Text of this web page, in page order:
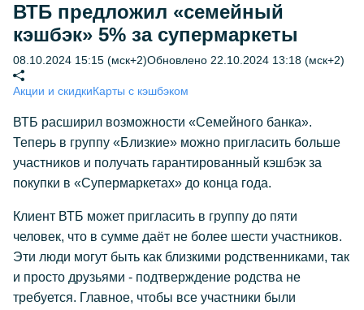
ВТБ предложил «семейный
кэшбэк» 5% за супермаркеты
08.10.2024 15:15 (мск+2)Обновлено 22.10.2024 13:18 (мск+2)
Акции и скидкиКарты с кэшбэком
ВТБ расширил возможности «Семейного банка».
Теперь в группу «Близкие» можно пригласить больше
участников и получать гарантированный кэшбэк за
покупки в «Супермаркетах» до конца года.
Клиент ВТБ может пригласить в группу до пяти
человек, что в сумме даёт не более шести участников.
Эти люди могут быть как близкими родственниками, так
и просто друзьями - подтверждение родства не
требуется. Главное, чтобы все участники были